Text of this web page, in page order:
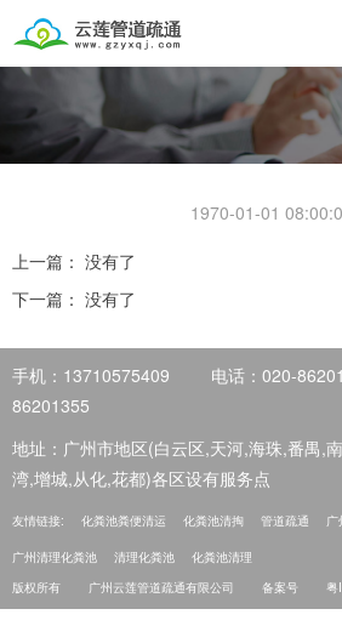
1970-01-01
上一篇： 没有了
下一篇： 没有了
手机：13710575409 电话：020-
86201355
地址：广州市地区(白云区,天河,海珠,番禺,
湾,增城,从化,花都)各区设有服务点
友情链接: 化粪池粪便清运 化粪池清掏 管道疏通 广
广州清理化粪池 清理化粪池
化粪池清理
版权所有
广州云莲管道疏通有限公司 备案号 粤